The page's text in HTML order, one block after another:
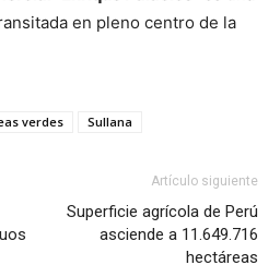
en pleno centro de la
verdes Sullana
Artículo siguiente
Superficie agrícola de Perú
asciende a 11.649.716
hectáreas